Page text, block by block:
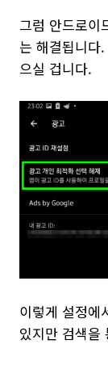
그럼 안드로이
는 해결됩니다
으실 겁니다.
이렇게 설정에
있지만 검색을